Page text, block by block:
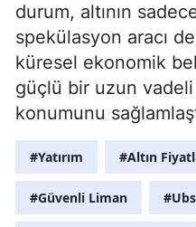
durum, altının
spekülasyon aracı
küresel ekonomik
güçlü bir uzun vadeli
konumunu
#Yatırım #Altın
#Güvenli Liman #Ubs